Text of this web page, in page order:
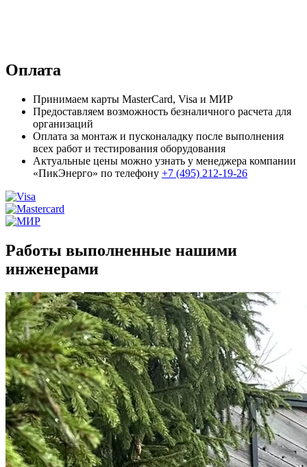
Оплата
Принимаем карты MasterCard, Visa и МИР
Предоставляем возможность безналичного расчета для
организаций
Оплата за монтаж и пусконаладку после выполнения
всех работ и тестирования оборудования
Актуальные цены можно узнать у менеджера компании
«ПикЭнерго» по телефону +7 (495) 212-19-26
Работы выполненные нашими
инженерами